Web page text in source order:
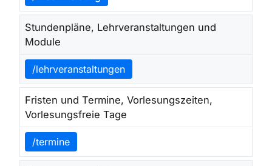
Stundenpläne, Lehrveranstaltungen und
Module
/lehrveranstaltungen
Fristen und Termine, Vorlesungszeiten,
Vorlesungsfreie Tage
/termine